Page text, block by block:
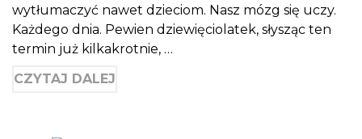
wytłumaczyć nawet dzieciom. Nasz mózg się uczy.
Każdego dnia. Pewien dziewięciolatek, słysząc ten
termin już kilkakrotnie, …
CZYTAJ DALEJ